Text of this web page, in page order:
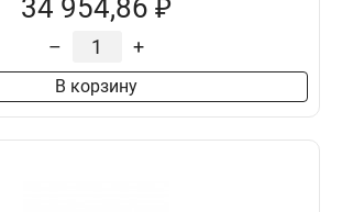
34 954,86 ₽
– +
В корзину